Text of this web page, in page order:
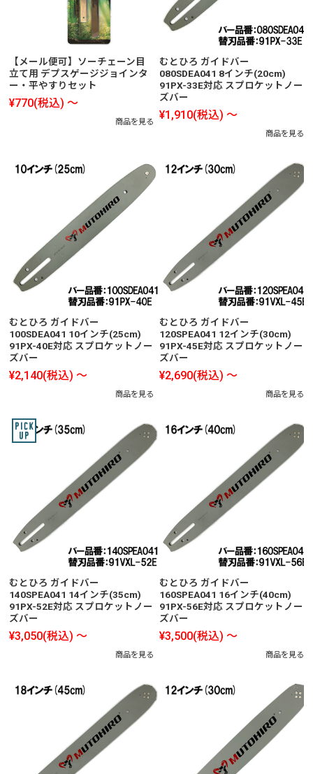
【メール便可】ソーチェーン目
立て用 デプスゲージジョインタ
ー・平やすりセット
¥770(税込) ～
商品を見る
むとひろ ガイドバー
080SDEA041 8インチ(20cm)
91PX-33E対応 スプロケットノー
ズバー
¥1,910(税込) ～
商品を見る
むとひろ ガイドバー
100SDEA041 10インチ(25cm)
91PX-40E対応 スプロケットノー
ズバー
¥2,140(税込) ～
商品を見る
むとひろ ガイドバー
120SPEA041 12インチ(30cm)
91PX-45E対応 スプロケットノー
ズバー
¥2,690(税込) ～
商品を見る
むとひろ ガイドバー
140SPEA041 14インチ(35cm)
91PX-52E対応 スプロケットノー
ズバー
¥3,050(税込) ～
商品を見る
むとひろ ガイドバー
160SPEA041 16インチ(40cm)
91PX-56E対応 スプロケットノー
ズバー
¥3,500(税込) ～
商品を見る